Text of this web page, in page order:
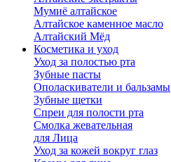
Мумиё алтайское
Алтайское каменное масло
Алтайский Мёд
Косметика и уход
Уход за полостью рта
Зубные пасты
Ополаскиватели и бальзамы
Зубные щетки
Спреи для полости рта
Смолка жевательная
для Лица
Уход за кожей вокруг глаз